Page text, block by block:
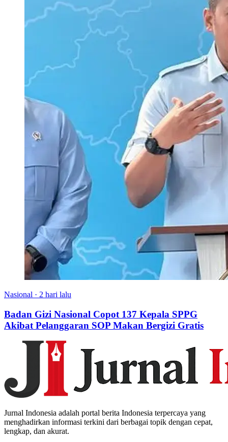
Nasional · 2 hari lalu
Badan Gizi Nasional Copot 137 Kepala SPPG
Akibat Pelanggaran SOP Makan Bergizi Gratis
Jurnal Indonesia adalah portal berita Indonesia terpercaya yang
menghadirkan informasi terkini dari berbagai topik dengan cepat,
lengkap, dan akurat.